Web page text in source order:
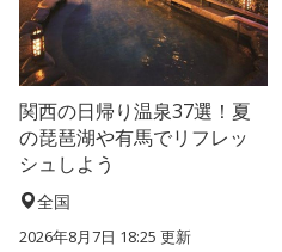
関西の日帰り温泉37選！夏
の琵琶湖や有馬でリフレッ
シュしよう
全国
2026年8月7日 18:25 更新